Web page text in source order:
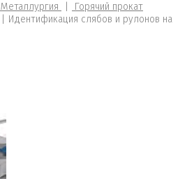
Металлургия
Горячий прокат
Идентификация слябов и рулонов на